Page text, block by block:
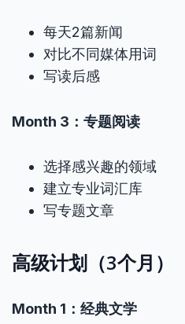
每天2篇新闻
对比不同媒体用词
写读后感
Month 3：专题阅读
选择感兴趣的领域
建立专业词汇库
写专题文章
高级计划（3个月）
Month 1：经典文学